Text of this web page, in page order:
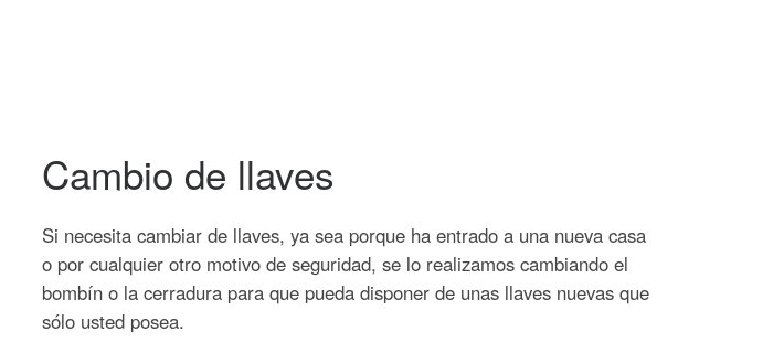
Cambio de llaves
Si necesita cambiar de llaves, ya sea porque ha entrado a una nueva casa
o por cualquier otro motivo de seguridad, se lo realizamos cambiando el
bombín o la cerradura para que pueda disponer de unas llaves nuevas que
sólo usted posea.